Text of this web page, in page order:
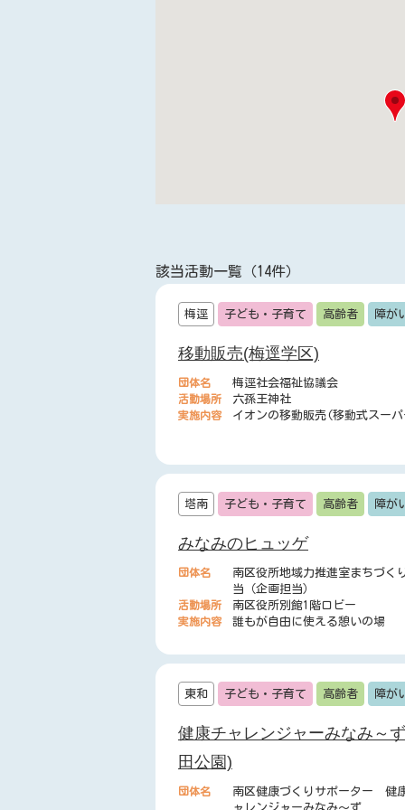
該当活動一覧（14件）
梅逕 子ども・子育て 高齢者 障が
移動販売(梅逕学区)
団体名 梅逕社会福祉協議会
活動場所 六孫王神社
実施内容 イオンの移動販売(移動式スー
塔南 子ども・子育て 高齢者 障が
みなみのヒュッゲ
団体名
南区役所地域力推進室まちづく
当（企画担当）
活動場所 南区役所別館1階ロビー
実施内容 誰もが自由に使える憩いの場
東和 子ども・子育て 高齢者 障が
健康チャレンジャーみなみ～
田公園)
団体名
南区健康づくりサポーター 健
ャレンジャーみなみ～ず